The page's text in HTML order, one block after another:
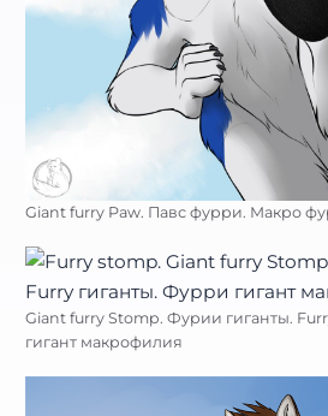
Giant furry Paw. Павс фурри. Макро
Giant furry Stomp. Фурии гиганты.
гигант макрофилия